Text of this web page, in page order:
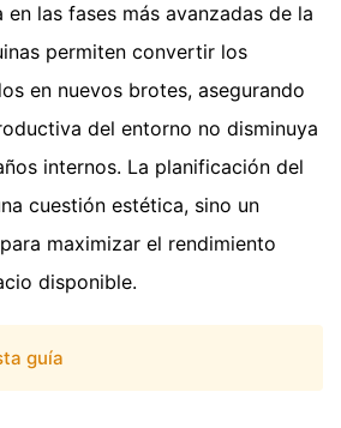
las fases más avanzadas de la
permiten convertir los
en nuevos brotes, asegurando
del entorno no disminuya
internos. La planificación del
cuestión estética, sino un
maximizar el rendimiento
disponible.
guía